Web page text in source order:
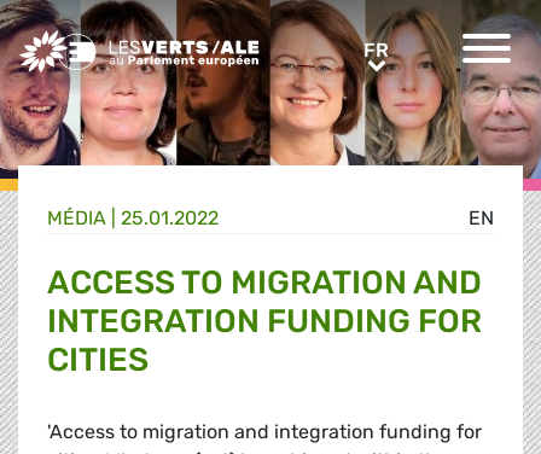
Greens/EFA Home FRFR
EN
MÉDIA 25.01.2022
ACCESS TO MIGRATION AND
INTEGRATION FUNDING FOR
CITIES
'Access to migration and integration funding for